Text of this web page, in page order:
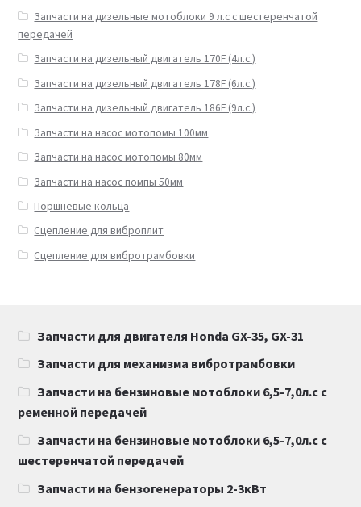
Запчасти на дизельные мотоблоки 9 л.с с шестеренчатой
передачей
Запчасти на дизельный двигатель 170F (4л.с.)
Запчасти на дизельный двигатель 178F (6л.с.)
Запчасти на дизельный двигатель 186F (9л.с.)
Запчасти на насос мотопомы 100мм
Запчасти на насос мотопомы 80мм
Запчасти на насос помпы 50мм
Поршневые кольца
Сцепление для виброплит
Сцепление для вибротрамбовки
Запчасти для двигателя Honda GX-35, GX-31
Запчасти для механизма вибротрамбовки
Запчасти на бензиновые мотоблоки 6,5-7,0л.с с
ременной передачей
Запчасти на бензиновые мотоблоки 6,5-7,0л.с с
шестеренчатой передачей
Запчасти на бензогенераторы 2-3кВт